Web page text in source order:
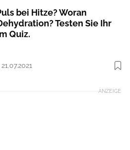
bei Hitze? Woran
Testen Sie Ihr
Quiz.
Foto: istockphoto.com
ANZEIGE